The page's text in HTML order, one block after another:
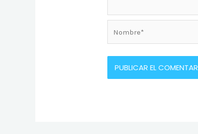
Nombre*